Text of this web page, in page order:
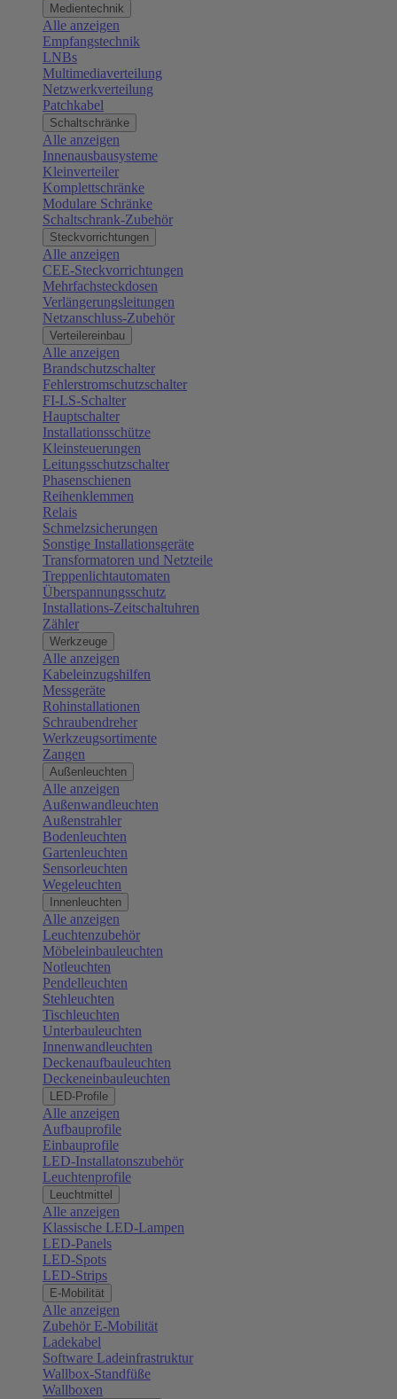
Medientechnik
Alle anzeigen
Empfangstechnik
LNBs
Multimediaverteilung
Netzwerkverteilung
Patchkabel
Schaltschränke
Alle anzeigen
Innenausbausysteme
Kleinverteiler
Komplettschränke
Modulare Schränke
Schaltschrank-Zubehör
Steckvorrichtungen
Alle anzeigen
CEE-Steckvorrichtungen
Mehrfachsteckdosen
Verlängerungsleitungen
Netzanschluss-Zubehör
Verteilereinbau
Alle anzeigen
Brandschutzschalter
Fehlerstromschutzschalter
FI-LS-Schalter
Hauptschalter
Installationsschütze
Kleinsteuerungen
Leitungsschutzschalter
Phasenschienen
Reihenklemmen
Relais
Schmelzsicherungen
Sonstige Installationsgeräte
Transformatoren und Netzteile
Treppenlichtautomaten
Überspannungsschutz
Installations-Zeitschaltuhren
Zähler
Werkzeuge
Alle anzeigen
Kabeleinzugshilfen
Messgeräte
Rohinstallationen
Schraubendreher
Werkzeugsortimente
Zangen
Außenleuchten
Alle anzeigen
Außenwandleuchten
Außenstrahler
Bodenleuchten
Gartenleuchten
Sensorleuchten
Wegeleuchten
Innenleuchten
Alle anzeigen
Leuchtenzubehör
Möbeleinbauleuchten
Notleuchten
Pendelleuchten
Stehleuchten
Tischleuchten
Unterbauleuchten
Innenwandleuchten
Deckenaufbauleuchten
Deckeneinbauleuchten
LED-Profile
Alle anzeigen
Aufbauprofile
Einbauprofile
LED-Installatonszubehör
Leuchtenprofile
Leuchtmittel
Alle anzeigen
Klassische LED-Lampen
LED-Panels
LED-Spots
LED-Strips
E-Mobilität
Alle anzeigen
Zubehör E-Mobilität
Ladekabel
Software Ladeinfrastruktur
Wallbox-Standfüße
Wallboxen